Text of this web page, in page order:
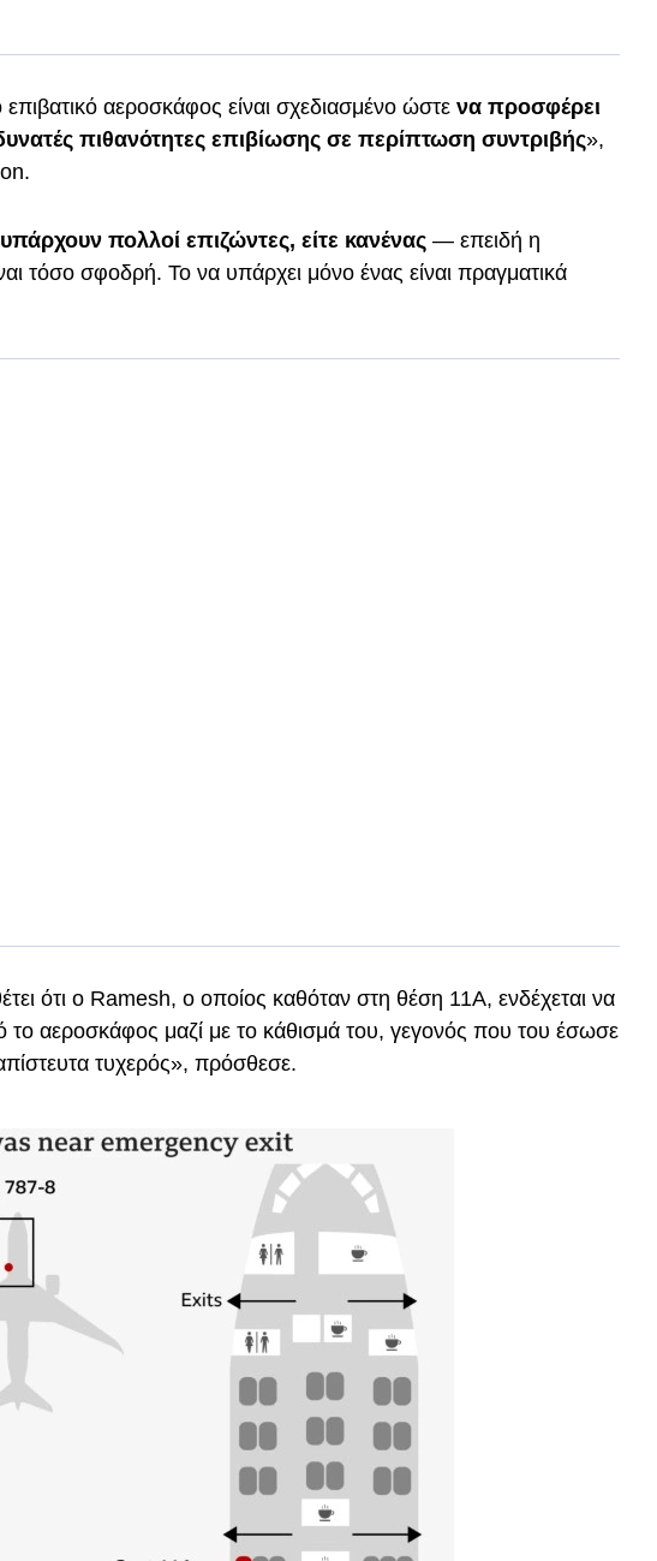
αεροσκάφος είναι σχεδιασμένο ώστε να προσφέρει
πιθανότητες επιβίωσης σε περίπτωση συντριβής»,
υπάρχουν πολλοί επιζώντες, είτε κανένας— επειδή η
τόσο σφοδρή. Το να υπάρχει μόνο ένας είναι πραγματικά
ότι ο Ramesh, ο οποίος καθόταν στη θέση 11Α, ενδέχεται να
το αεροσκάφος μαζί με το κάθισμά του, γεγονός που του έσωσε
τυχερός», πρόσθεσε.